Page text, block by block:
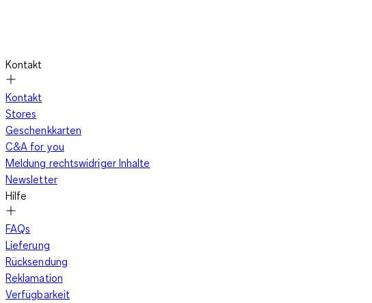
Kontakt
Kontakt
Stores
Geschenkkarten
C&A for you
Meldung rechtswidriger Inhalte
Newsletter
Hilfe
FAQs
Lieferung
Rücksendung
Reklamation
Verfügbarkeit